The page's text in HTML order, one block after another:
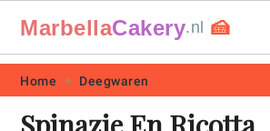
Skip
Skip
Skip
Skip
MarbellaCakery.nl 🍰
Home Deegwaren